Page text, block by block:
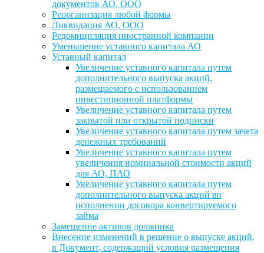
документов АО, ООО
Реорганизация любой формы
Ликвидация АО, ООО
Редомициляция иностранной компании
Уменьшение уставного капитала АО
Уставный капитал
Увеличение уставного капитала путем
дополнительного выпуска акций,
размещаемого с использованием
инвестиционной платформы
Увеличение уставного капитала путем
закрытой или открытой подписки
Увеличение уставного капитала путем зачета
денежных требований
Увеличение уставного капитала путем
увеличения номинальной стоимости акций
для АО, ПАО
Увеличение уставного капитала путем
дополнительного выпуска акций во
исполнении договора конвертируемого
займа
Замещение активов должника
Внесение изменений в решение о выпуске акций,
в Документ, содержащий условия размещения